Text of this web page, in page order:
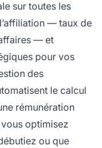
sur toutes les
— taux de
— et
pour vos
des
le calcul
rémunération
optimisez
ou que